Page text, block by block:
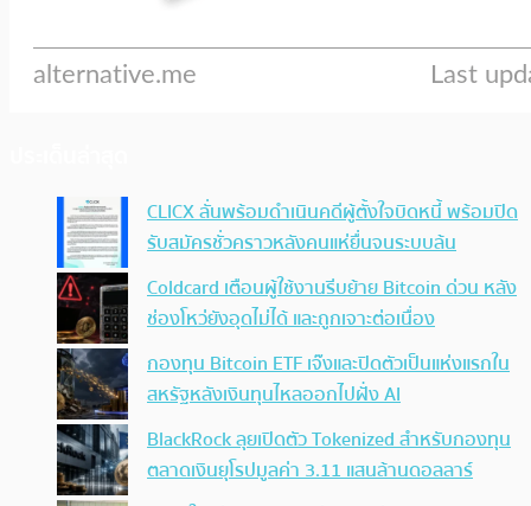
CLICX ลั่นพร้อมดำเนินคดีผู้ตั้งใจบิดหนี้ พร้อมปิด
รับสมัครชั่วคราวหลังคนแห่ยื่นจนระบบล้น
Coldcard เตือนผู้ใช้งานรีบย้าย Bitcoin ด่วน หลัง
ช่องโหว่ยังอุดไม่ได้ และถูกเจาะต่อเนื่อง
กองทุน Bitcoin ETF เจ๊งและปิดตัวเป็นแห่งแรกใน
สหรัฐหลังเงินทุนไหลออกไปฝั่ง AI
BlackRock ลุยเปิดตัว Tokenized สำหรับกองทุน
ตลาดเงินยุโรปมูลค่า 3.11 แสนล้านดอลลาร์